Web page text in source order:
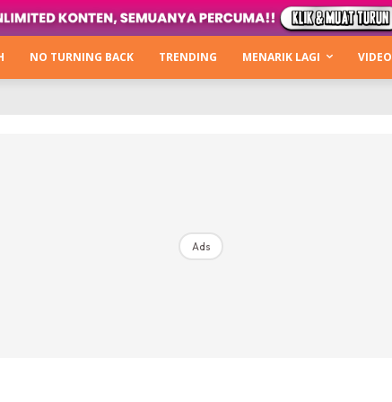
Hijabista
Next Level
NO TURNING BACK TRENDING MENARIK LAGI VIDEO
Ads